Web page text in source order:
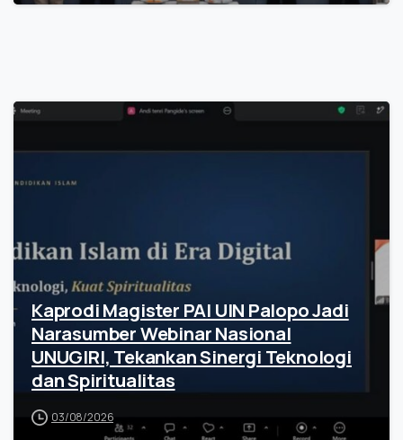
Kaprodi Magister PAI UIN Palopo Jadi
Narasumber Webinar Nasional
UNUGIRI, Tekankan Sinergi Teknologi
dan Spiritualitas
03/08/2026